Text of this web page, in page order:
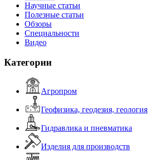
Научные статьи
Полезные статьи
Обзоры
Специальности
Видео
Категории
Агропром
Геофизика, геодезия, геология
Гидравлика и пневматика
Изделия для производств